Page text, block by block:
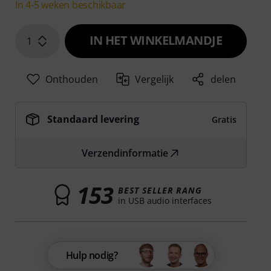
In 4-5 weken beschikbaar
1 IN HET WINKELMANDJE
Onthouden Vergelijk delen
Standaard levering Gratis
Verzendinformatie
153 BEST SELLER RANG
in USB audio interfaces
Hulp nodig?